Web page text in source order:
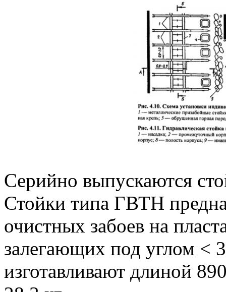
Серийно выпускаются
Стойки типа ГВТН
очистных забоев на
залегающих под углом <
изготавливают длиной